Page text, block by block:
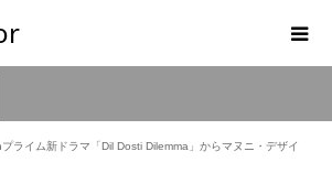
ライム新ドラマ「Dil Dosti Dilemma」からマヌニ・デザイ